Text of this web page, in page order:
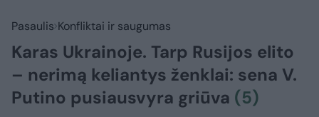
Pasaulis Konfliktai ir saugumas
Karas Ukrainoje. Tarp Rusijos elito
– nerimą keliantys ženklai: sena V.
Putino pusiausvyra griūva (5)